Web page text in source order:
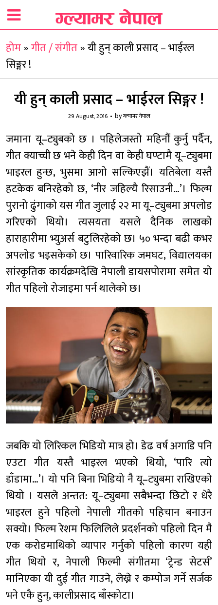
होम»गीत / संगीत»यी हुन् काली प्रसाद – भाईरल
सिङ्गर !
यी हुन् काली प्रसाद – भाईरल सिङ्गर !
29 August, 2016 byग्ल्यामर नेपाल
जमाना यू–ट्युबको छ । पहिलेजस्तो महिनौं कुर्नु पर्दैन,
गीत क्याच्ची छ भने केही दिन वा केही घण्टामै यू–ट्युबमा
भाइरल हुन्छ, भुसमा आगो सल्किएझैं। यतिबेला यस्तै
हटकेक बनिरहेको छ, ‘नीर जहिल्यै रिसाउनी…’। फिल्म
पुरानो ढुंगाको यस गीत जुलाई २२ मा यू–ट्युबमा अपलोड
गरिएको थियो। त्यसयता यसले दैनिक लाखको
हाराहारीमा भ्युअर्स बटुलिरहेको छ। ५० भन्दा बढी कभर
अपलोड भइसकेको छ। पारिवारिक जमघट, विद्यालयका
सांस्कृतिक कार्यक्रमदेखि नेपाली डायसपोरामा समेत यो
गीत पहिलो रोजाइमा पर्न थालेको छ।
जबकि यो लिरिकल भिडियो मात्र हो। डेढ वर्ष अगाडि पनि
एउटा गीत यस्तै भाइरल भएको थियो, ‘पारि त्यो
डाँडामा…’। यो पनि बिना भिडियो नै यू–ट्युबमा राखिएको
थियो । यसले अन्तत: यू–ट्युबमा सबैभन्दा छिटो र धेरै
भाइरल हुने पहिलो नेपाली गीतको पहिचान बनाउन
सक्यो। फिल्म रेशम फिलिलिले प्रदर्शनको पहिलो दिन मै
एक करोडमाथिको व्यापार गर्नुको पहिलो कारण यही
गीत थियो र, नेपाली फिल्मी संगीतमा ‘ट्रेन्ड सेटर्स’
मानिएका यी दुई गीत गाउने, लेख्ने र कम्पोज गर्ने सर्जक
भने एकै हुन्, कालीप्रसाद बाँस्कोटा।